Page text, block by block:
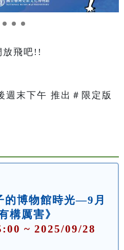
放飛吧!!
週末下午 推出＃限定版
的博物館時光—9月
構厲害》
~ 2025/09/28